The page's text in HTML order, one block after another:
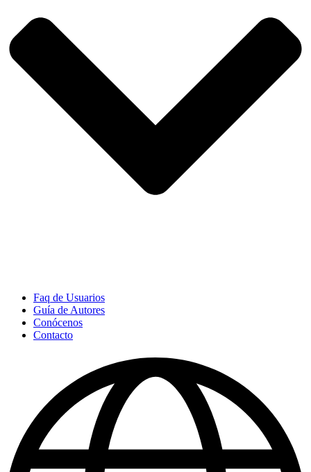
Faq de Usuarios
Guía de Autores
Conócenos
Contacto